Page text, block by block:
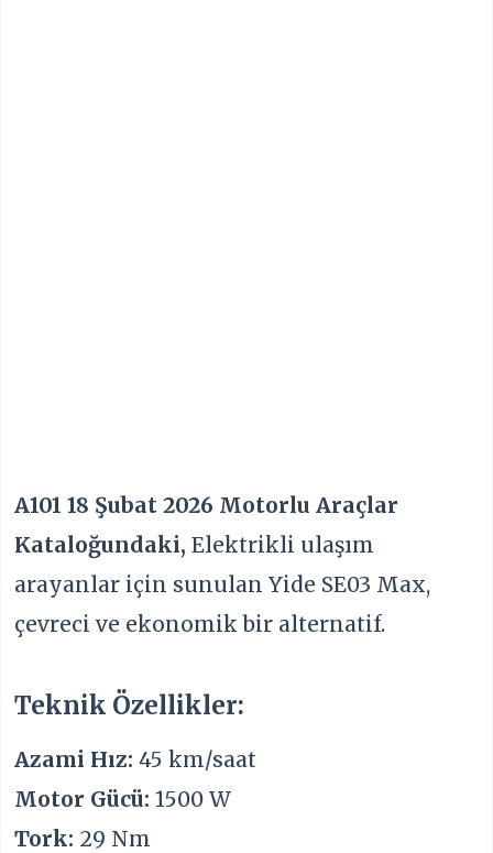
A10118 Şubat 2026 Motorlu Araçlar
Kataloğundaki,Elektrikli ulaşım
arayanlar için sunulan Yide SE03 Max,
çevreci ve ekonomik bir alternatif.
Teknik Özellikler:
Azami Hız: 45 km/saat
Motor Gücü: 1500 W
Tork: 29 Nm